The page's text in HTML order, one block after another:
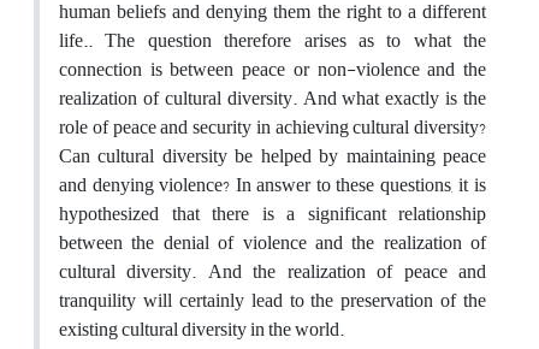
human beliefs and denying them the right to a different
life.. The question therefore arises as to what the
connection is between peace or non-violence and the
realization of cultural diversity. And what exactly is the
role of peace and security in achieving cultural diversity?
Can cultural diversity be helped by maintaining peace
and denying violence? In answer to these questions, it is
hypothesized that there is a significant relationship
between the denial of violence and the realization of
cultural diversity. And the realization of peace and
tranquility will certainly lead to the preservation of the
existing cultural diversity in the world.